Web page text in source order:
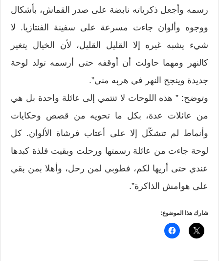
رسمه وأجعل ذكرياته نابضة على صدر القماش، بأشكال
ووجوه وألوان جاءت مسرعة على سفينة الفنتازيا. لا
شيء يشبه غيره إلا القليل القليل، لأن الخيال يتغير
كالنهر ومهما حاولت أن أوقفه حتى أرسمه تولد لوحة
جديدة وينجح النهر في هربه مني”.
وتوضح: ” هذه اللوحات لا تنتمي إلى عائلة واحدة بل هي
من عائلات عدة، بكل ما تحويه من قصص وحكايات
وأنماط لم تتشكّل إلا على أعتاب فرشاة الألوان. كل
لوحة جاءت من عائلة رسمتها ورحلت وبقيت فلذة كبدها
عندي حتى أريها لكم، فطوبي لمن رحل، وأهلا بمن بقي
على هوامش الذاكرة”.
شارك هذا الموضوع: